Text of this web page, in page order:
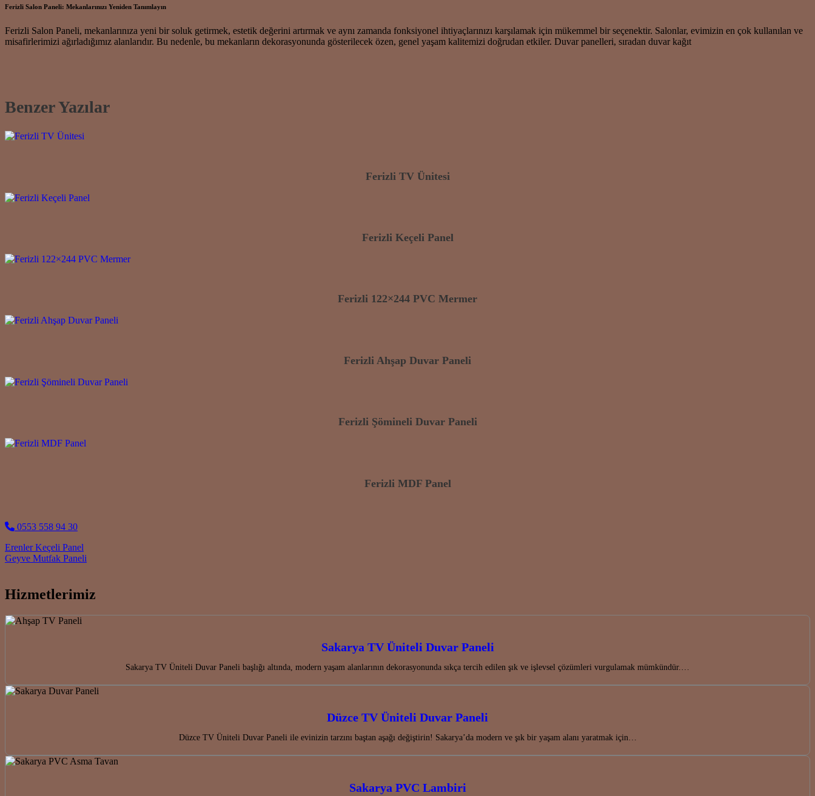
Ferizli Salon Paneli: Mekanlarınızı Yeniden Tanımlayın
Ferizli Salon Paneli, mekanlarınıza yeni bir soluk getirmek, estetik değerini artırmak ve aynı zamanda fonksiyonel ihtiyaçlarınızı karşılamak için mükemmel bir seçenektir. Salonlar, evimizin en çok kullanılan ve
misafirlerimizi ağırladığımız alanlarıdır. Bu nedenle, bu mekanların dekorasyonunda gösterilecek özen, genel yaşam kalitemizi doğrudan etkiler. Duvar panelleri, sıradan duvar kağıt
Benzer Yazılar
Ferizli TV Ünitesi
Ferizli Keçeli Panel
Ferizli 122×244 PVC Mermer
Ferizli Ahşap Duvar Paneli
Ferizli Şömineli Duvar Paneli
Ferizli MDF Panel
0553 558 94 30
Post navigation
Erenler Keçeli Panel
Geyve Mutfak Paneli
Hizmetlerimiz
Sakarya TV Üniteli Duvar Paneli
Sakarya TV Üniteli Duvar Paneli başlığı altında, modern yaşam alanlarının dekorasyonunda sıkça tercih edilen şık ve işlevsel çözümleri vurgulamak mümkündür.…
Düzce TV Üniteli Duvar Paneli
Düzce TV Üniteli Duvar Paneli ile evinizin tarzını baştan aşağı değiştirin! Sakarya’da modern ve şık bir yaşam alanı yaratmak için…
Sakarya PVC Lambiri